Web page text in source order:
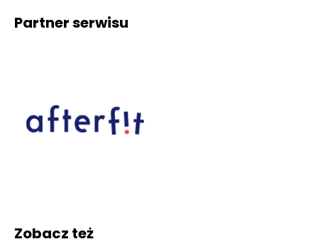
Partner serwisu
Zobacz też